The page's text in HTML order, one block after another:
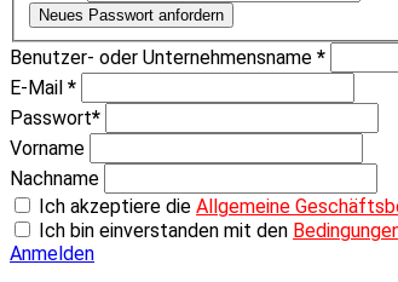
Neues Passwort anfordern
Benutzer- oder Unternehmensname *
E-Mail *
Passwort*
Vorname
Nachname
Ich akzeptiere die Allgemeine
Ich bin einverstanden mit den
Anmelden